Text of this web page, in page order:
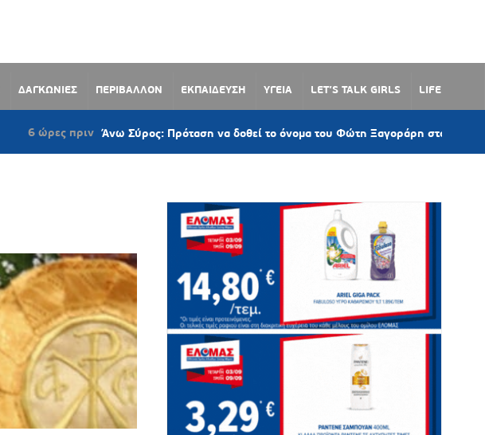
ΔΑΓΚΩΝΙΕΣ ΠΕΡΙΒΑΛΛΟΝ ΕΚΠΑΙΔΕΥΣΗ ΥΓΕΙΑ LET’S TALK GIRLS LIFE
Άνω Σύρος: Πρόταση να δοθεί το όνομα του Φώτη Ξαγοράρη στον παραλιακό δρόμο